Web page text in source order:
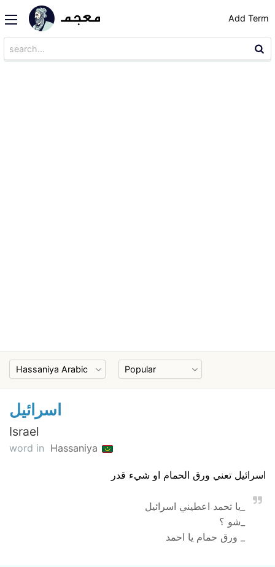
Add Term
اسرائيل
Israel
word in Hassaniya
اسرائيل تعني ورق الحمام او شيء قدر
_يا تحمد اعطيني اسرائيل
_شو ؟
_ ورق حمام يا احمد